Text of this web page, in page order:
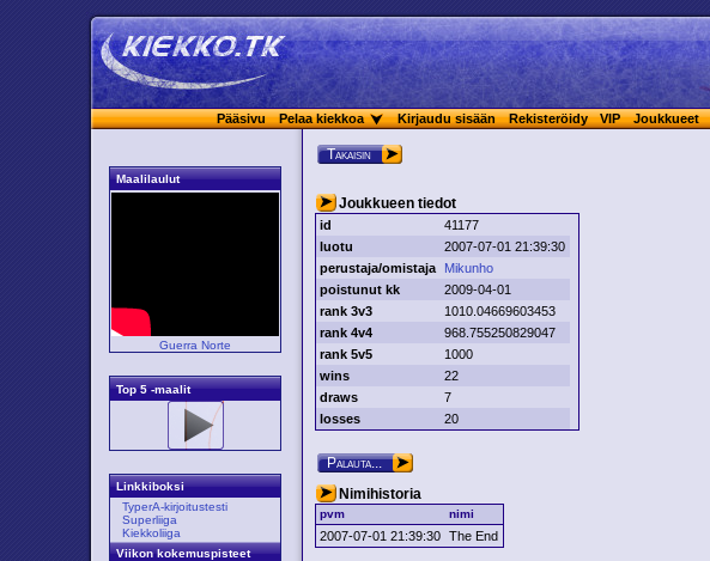
Pääsivu Pelaa kiekkoa Kirjaudu sisään Rekisteröidy VIP Joukkueet
Maalilaulut
Guerra Norte
Top 5 -maalit
Linkkiboksi
TyperA-kirjoitustesti
Superliiga
Kiekkoliiga
Viikon kokemuspisteet
Takaisin
Joukkueen tiedot
id
41177
luotu
2007-07-01 21:39:30
perustaja/omistaja
Mikunho
poistunut kk
2009-04-01
rank 3v3
1010.04669603453
rank 4v4
968.755250829047
rank 5v5
1000
wins
22
draws
7
losses
20
Palauta...
Nimihistoria
pvm nimi
2007-07-01 21:39:30 The End